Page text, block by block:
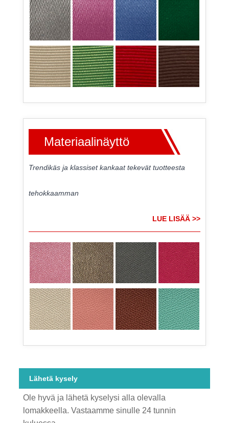
Materiaalinäyttö
Trendikäs ja klassiset kankaat tekevät tuotteesta
tehokkaamman
LUE LISÄÄ >>
Lähetä kysely
Ole hyvä ja lähetä kyselysi alla olevalla
lomakkeella. Vastaamme sinulle 24 tunnin